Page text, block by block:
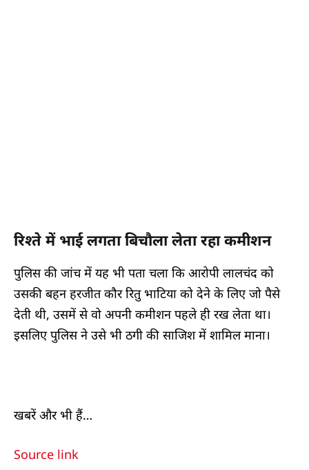
रिश्ते में भाई लगता बिचौला लेता रहा कमीशन
पुलिस की जांच में यह भी पता चला कि आरोपी लालचंद को
उसकी बहन हरजीत कौर रितु भाटिया को देने के लिए जो पैसे
देती थी, उसमें से वो अपनी कमीशन पहले ही रख लेता था।
इसलिए पुलिस ने उसे भी ठगी की साजिश में शामिल माना।
खबरें और भी हैं…
Source link